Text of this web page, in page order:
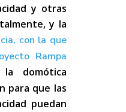
y otras
y la
con la que
Rampa
domótica
para que las
puedan